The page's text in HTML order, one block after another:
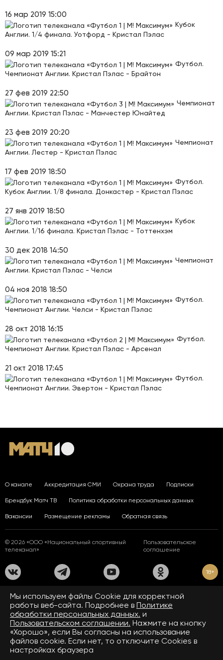
16 мар 2019 15:00
Кубок
Англии. 1/4 финала. Уотфорд - Кристал Пэлас
09 мар 2019 15:21
Футбол.
Чемпионат Англии. Кристал Пэлас - Брайтон
27 фев 2019 22:50
Чемпионат
Англии. Кристал Пэлас - Манчестер Юнайтед
23 фев 2019 20:20
Чемпионат
Англии. Лестер - Кристал Пэлас
17 фев 2019 18:50
Футбол.
Кубок Англии. 1/8 финала. Донкастер - Кристал Пэлас
27 янв 2019 18:50
Кубок
Англии. 1/16 финала. Кристал Пэлас - Тоттенхэм
30 дек 2018 14:50
Чемпионат
Англии. Кристал Пэлас - Челси
04 ноя 2018 18:50
Футбол.
Чемпионат Англии. Челси - Кристал Пэлас
28 окт 2018 16:15
Футбол.
Чемпионат Англии. Кристал Пэлас - Арсенал
21 окт 2018 17:45
Футбол.
Чемпионат Англии. Эвертон - Кристал Пэлас
О канале Аккредитация СМИ Охрана труда Подписки
Брендбук Матч ТВ Политика обработки персональных данных
Вакансии Размещение рекламы Обратная связь
© 2026 «ООО «Национальный спортивный
телеканал»
Пользовательское
соглашение
18+
На сайте применяются рекомендательные технологии. Подробнее
Правилах применения рекомендательных технологий.
Средство массовой информации сетевое издание «www.matchtv.ru»
зарегистрировано Федеральной службой по надзору в сфере связи,
информационных технологий и массовых коммуникаций (Роскомнадзор).
Свидетельство о регистрации средства массовой информации ЭЛ № ФС 77 - 72390
от 28.02.2018. Название — www.matchtv.ru.
Учредитель (соучредители) СМИ сетевого издания «www.matchtv.ru»: ООО
«Национальный спортивный телеканал», главный редактор СМИ сетевого издания
Мы используем файлы Сookie для корректной
работы веб-сайта. Подробнее в Политике
обработки персональных данных. и
Пользовательском соглашении. Нажмите на кнопку
«Хорошо», если Вы согласны на использование
файлов cookie. Если нет, то отключите Cookies в
настройках браузера